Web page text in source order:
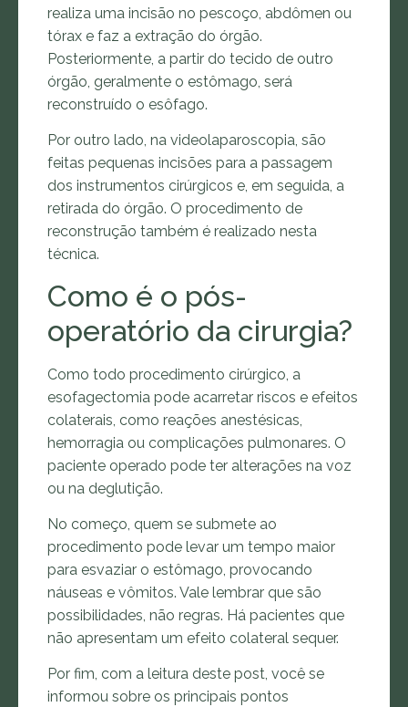
realiza uma incisão no pescoço, abdômen ou
tórax e faz a extração do órgão.
Posteriormente, a partir do tecido de outro
órgão, geralmente o estômago, será
reconstruído o esôfago.
Por outro lado, na videolaparoscopia, são
feitas pequenas incisões para a passagem
dos instrumentos cirúrgicos e, em seguida, a
retirada do órgão. O procedimento de
reconstrução também é realizado nesta
técnica.
Como é o pós-
operatório da cirurgia?
Como todo procedimento cirúrgico, a
esofagectomia pode acarretar riscos e efeitos
colaterais, como reações anestésicas,
hemorragia ou complicações pulmonares. O
paciente operado pode ter alterações na voz
ou na deglutição.
No começo, quem se submete ao
procedimento pode levar um tempo maior
para esvaziar o estômago, provocando
náuseas e vômitos. Vale lembrar que são
possibilidades, não regras. Há pacientes que
não apresentam um efeito colateral sequer.
Por fim, com a leitura deste post, você se
informou sobre os principais pontos